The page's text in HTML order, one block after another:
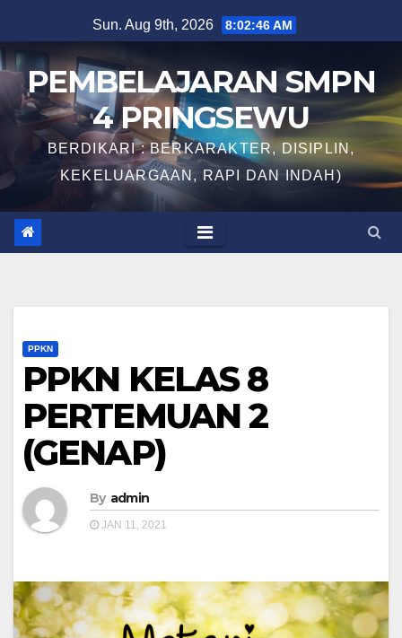
to
content
Sun. Aug 9th, 2026 8:02:47 AM
PEMBELAJARAN SMPN
4 PRINGSEWU
BERDIKARI : BERKARAKTER, DISIPLIN,
KEKELUARGAAN, RAPI DAN INDAH)
PPKN
PPKN KELAS 8
PERTEMUAN 2
(GENAP)
By admin
JAN 11, 2021